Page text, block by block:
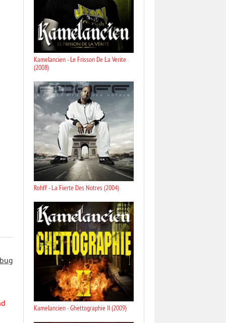
Kamelancien - Le Frisson De La Verite
(2008)
Rohff - La Fierte Des Notres (2004)
Kamelancien - Ghettographie II (2009)